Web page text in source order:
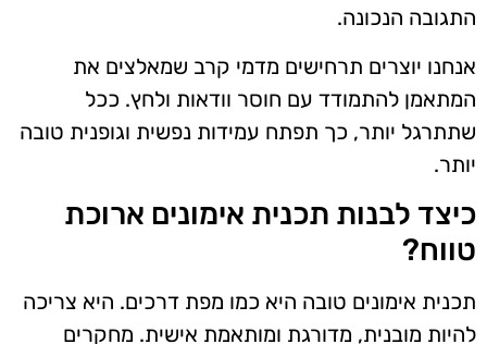
התגובה הנכונה.
אנחנו יוצרים תרחישים מדמי קרב שמאלצים את
המתאמן להתמודד עם חוסר וודאות ולחץ. ככל
שתתרגל יותר, כך תפתח עמידות נפשית וגופנית טובה
יותר.
כיצד לבנות תכנית אימונים ארוכת
טווח?
תכנית אימונים טובה היא כמו מפת דרכים. היא צריכה
להיות מובנית, מדורגת ומותאמת אישית. מחקרים